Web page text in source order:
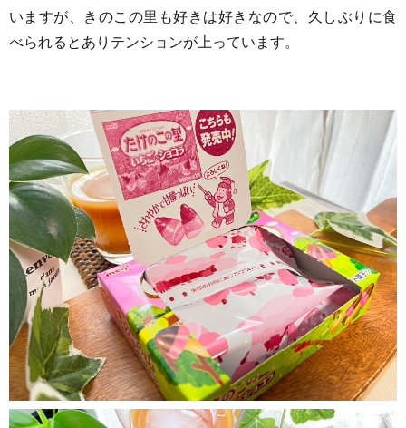
いますが、きのこの里も好きは好きなので、久しぶりに食
べられるとありテンションが上っています。